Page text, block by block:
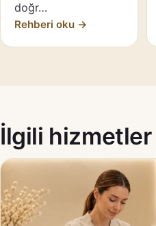
doğr…
Rehberi oku →
İlgili hizmetler